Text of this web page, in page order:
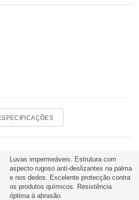
Luvas impermeáveis. Estrutura com
aspecto rugoso anti-deslizantes na palma
e nos dedos. Excelente protecção contra
os produtos químicos. Resistência
óptima à abrasão.